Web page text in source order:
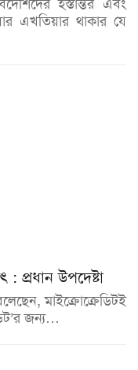
হস্তান্তর এবং
এখতিয়ার থাকার যে
: প্রধান উপদেষ্টা
মাইক্রোক্রেডিটই
জন্য…